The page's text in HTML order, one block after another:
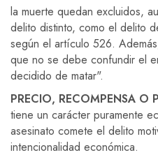
la muerte quedan excluidos,
delito distinto, como el delito
según el artículo 526.
que no se debe confundir el
decidido de matar".
PRECIO, RECOMPENSA O
tiene un carácter puramente
asesinato comete el delito
intencionalidad económica.